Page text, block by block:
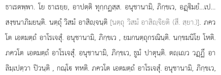
ธาเรตพฺพา. โย ธาเรยฺย, อาปตฺติ ทุกฺกฏสฺส. อนุชานามิ, ภิกฺขเว, อฏฺิมยํ…เป…
สงฺขนาภิมยนฺติ. นตฺถุํ วิสมํ อาสิฺจนฺติ [นตฺถุ วิสมํ อาสิฺจิยติ (สี. สฺยา.)]. ภคว
โต เอตมตฺถํ อาโรเจสุํ. อนุชานามิ, ภิกฺขเว, ยมกนตฺถุกรณินฺติ. นกฺขมนิโย โหติ.
ภควโต เอตมตฺถํ อาโรเจสุํ. อนุชานามิ, ภิกฺขเว, ธูมํ ปาตุนฺติ. ตฺเว วฏฺฏึ อา
ลิมฺเปตฺวา ปิวนฺติ, กณฺโ ทหติ. ภควโต เอตมตฺถํ อาโรเจสุํ. อนุชานามิ, ภิกฺขเว,